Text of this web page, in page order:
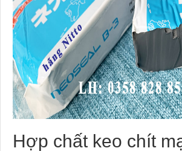
Hợp chất keo chít